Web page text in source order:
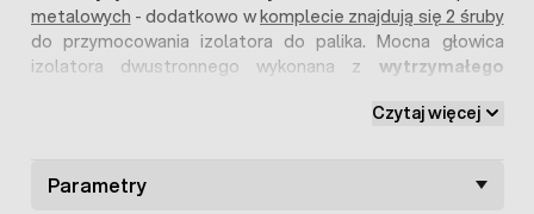
metalowych - dodatkowo wkomplecie znajdują się 2 śruby
do przymocowania izolatora do palika. Mocna głowica
izolatora dwustronnego wykonana z wytrzymałego
ewentualnymi przebiciami na linii ogrodzenia
wykonać przejście bramowe pastucha, również w wąskich
Czytaj więcej
Parametry